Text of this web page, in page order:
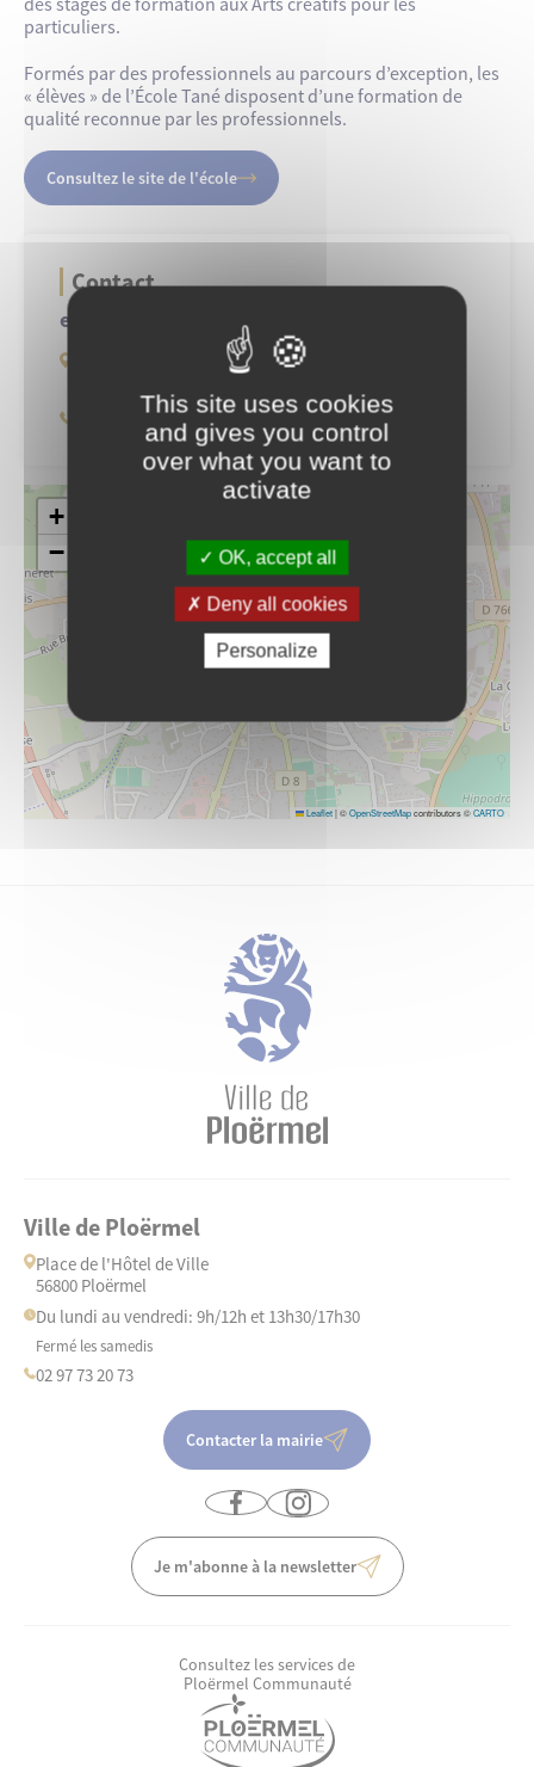
des stages de formation aux Arts créatifs pour les
particuliers.
Formés par des professionnels au parcours d’exception, les
« élèves » de l’École Tané disposent d’une formation de
qualité reconnue par les professionnels.
Consultez le site de l'école
Contact
ecole-tane
02 97 73 36 69
+
−
Leaflet|©OpenStreetMapcontributors ©CARTO
Ville de Ploërmel
Place de l'Hôtel de Ville
56800 Ploërmel
Du lundi au vendredi: 9h/12h et 13h30/17h30
Fermé les samedis
02 97 73 20 73
Contacter la mairie
Je m'abonne à la newsletter
Consultez les services de
Ploërmel Communauté
This site uses cookies
and gives you control
over what you want to
activate
OK, accept all
Deny all cookies
Personalize